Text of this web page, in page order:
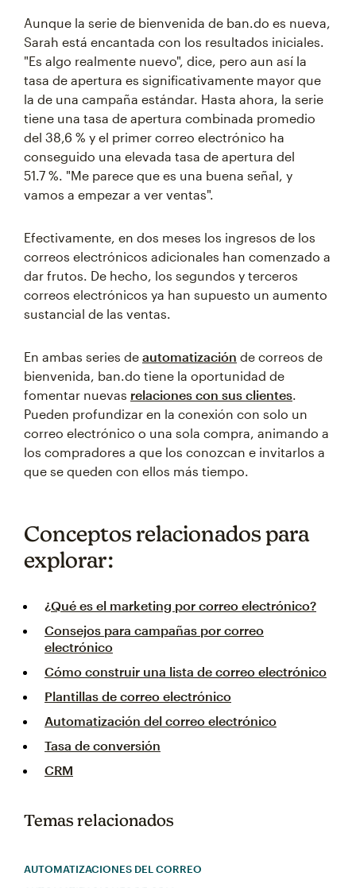
Aunque la serie de bienvenida de ban.do es nueva,
Sarah está encantada con los resultados iniciales.
"Es algo realmente nuevo", dice, pero aun así la
tasa de apertura es significativamente mayor que
la de una campaña estándar. Hasta ahora, la serie
tiene una tasa de apertura combinada promedio
del 38,6 % y el primer correo electrónico ha
conseguido una elevada tasa de apertura del
51.7 %. "Me parece que es una buena señal, y
vamos a empezar a ver ventas".
Efectivamente, en dos meses los ingresos de los
correos electrónicos adicionales han comenzado a
dar frutos. De hecho, los segundos y terceros
correos electrónicos ya han supuesto un aumento
sustancial de las ventas.
En ambas series de automatización de correos de
bienvenida, ban.do tiene la oportunidad de
fomentar nuevas relaciones con sus clientes
Pueden profundizar en la conexión con solo un
correo electrónico o una sola compra, animando a
los compradores a que los conozcan e invitarlos a
que se queden con ellos más tiempo.
Conceptos relacionados para
explorar:
¿Qué es el marketing por correo electrónico?
Consejos para campañas por correo
electrónico
Cómo construir una lista de correo electrónico
Plantillas de correo electrónico
Automatización del correo electrónico
Tasa de conversión
CRM
Temas relacionados
AUTOMATIZACIONES DEL CORREO